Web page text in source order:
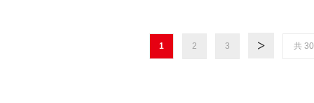
1 2 3 共